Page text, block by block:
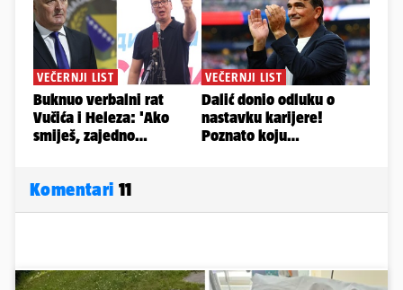
Komentari 11